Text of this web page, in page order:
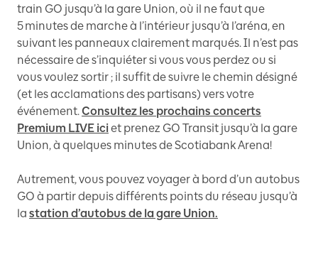
train GO jusqu’à la gare Union, où il ne faut que
5 minutes de marche à l’intérieur jusqu’à l’aréna, en
suivant les panneaux clairement marqués. Il n’est pas
nécessaire de s’inquiéter si vous vous perdez ou si
vous voulez sortir ; il suffit de suivre le chemin désigné
(et les acclamations des partisans) vers votre
événement.Consultez les prochains concerts
Premium LIVE iciet prenez GO Transit jusqu’à la gare
Union, à quelques minutes de Scotiabank Arena!
Autrement, vous pouvez voyager à bord d’un autobus
GO à partir depuis différents points du réseau jusqu’à
la station d’autobus de la gare Union.